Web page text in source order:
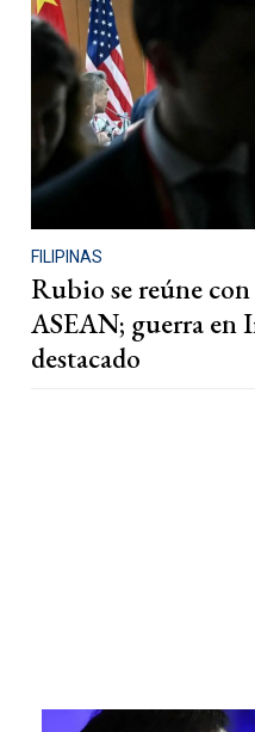
FILIPINAS
Rubio se reúne
ASEAN; guerra en
destacado